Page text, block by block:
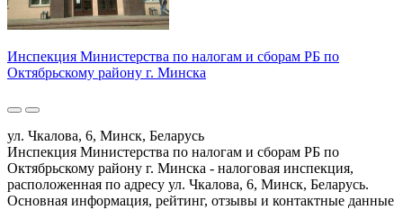
Инспекция Министерства по налогам и сборам РБ по
Октябрьскому району г. Минска
ул. Чкалова, 6, Минск, Беларусь
Инспекция Министерства по налогам и сборам РБ по
Октябрьскому району г. Минска - налоговая инспекция,
расположенная по адресу ул. Чкалова, 6, Минск, Беларусь.
Основная информация, рейтинг, отзывы и контактные данные